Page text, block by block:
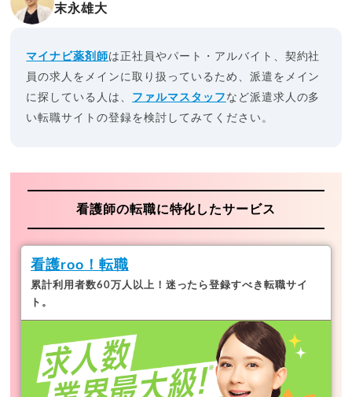
末永雄大
マイナビ薬剤師は正社員やパート・アルバイト、契約社
員の求人をメインに取り扱っているため、派遣をメイン
に探している人は、 ファルマスタッフ など派遣求人の多
い転職サイトの登録を検討してみてください。
看護師の転職に特化したサービス
看護roo！転職
累計利用者数60万人以上！ 迷ったら登録すべき転職サイ
ト。